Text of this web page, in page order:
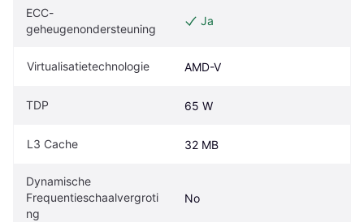
ECC-
geheugenondersteuning
Ja
Virtualisatietechnologie AMD-V
TDP 65 W
L3 Cache 32 MB
Dynamische
Frequentieschaalvergroti
ng
No